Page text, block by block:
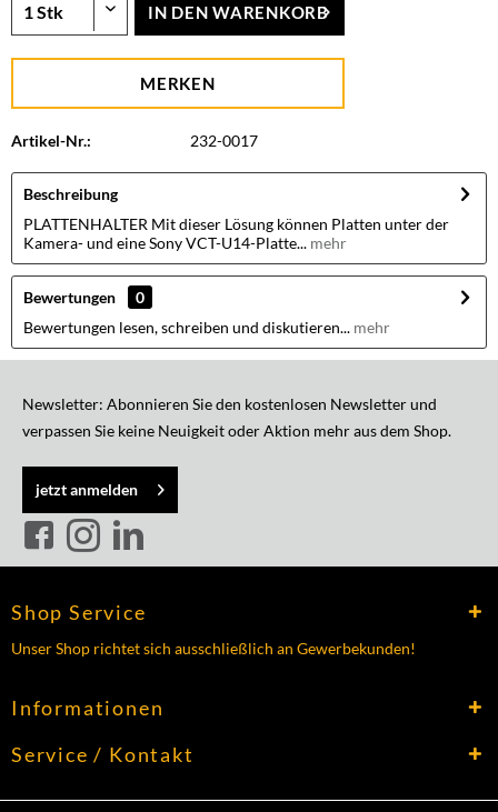
IN DEN WARENKORB
MERKEN
Artikel-Nr.: 232-0017
Beschreibung
PLATTENHALTER Mit dieser Lösung können Platten unter der
Kamera- und eine Sony VCT-U14-Platte... mehr
Bewertungen
0
Bewertungen lesen, schreiben und diskutieren... mehr
Newsletter: Abonnieren Sie den kostenlosen Newsletter und
verpassen Sie keine Neuigkeit oder Aktion mehr aus dem Shop.
jetzt anmelden
Shop Service
Unser Shop richtet sich ausschließlich an Gewerbekunden!
Informationen
Service / Kontakt